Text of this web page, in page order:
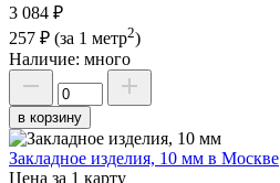
3 084 ₽
257 ₽ (за 1 метр2)
Наличие: много
в корзину
Закладное изделия, 10 мм в Москве
Цена за 1 карту